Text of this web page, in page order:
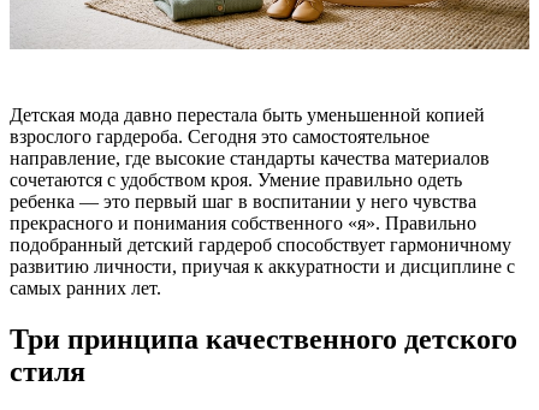
Детская мода давно перестала быть уменьшенной копией
взрослого гардероба. Сегодня это самостоятельное
направление, где высокие стандарты качества материалов
сочетаются с удобством кроя. Умение правильно одеть
ребенка — это первый шаг в воспитании у него чувства
прекрасного и понимания собственного «я». Правильно
подобранный детский гардероб способствует гармоничному
развитию личности, приучая к аккуратности и дисциплине с
самых ранних лет.
Три принципа качественного детского
стиля